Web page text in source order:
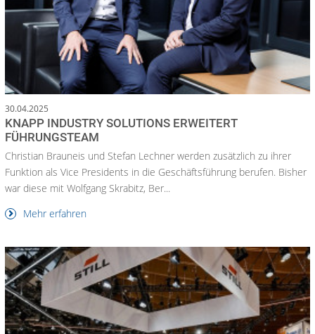
30.04.2025
KNAPP INDUSTRY SOLUTIONS ERWEITERT
FÜHRUNGSTEAM
Christian Brauneis und Stefan Lechner werden zusätzlich zu ihrer
Funktion als Vice Presidents in die Geschäftsführung berufen. Bisher
war diese mit Wolfgang Skrabitz, Ber...
Mehr erfahren